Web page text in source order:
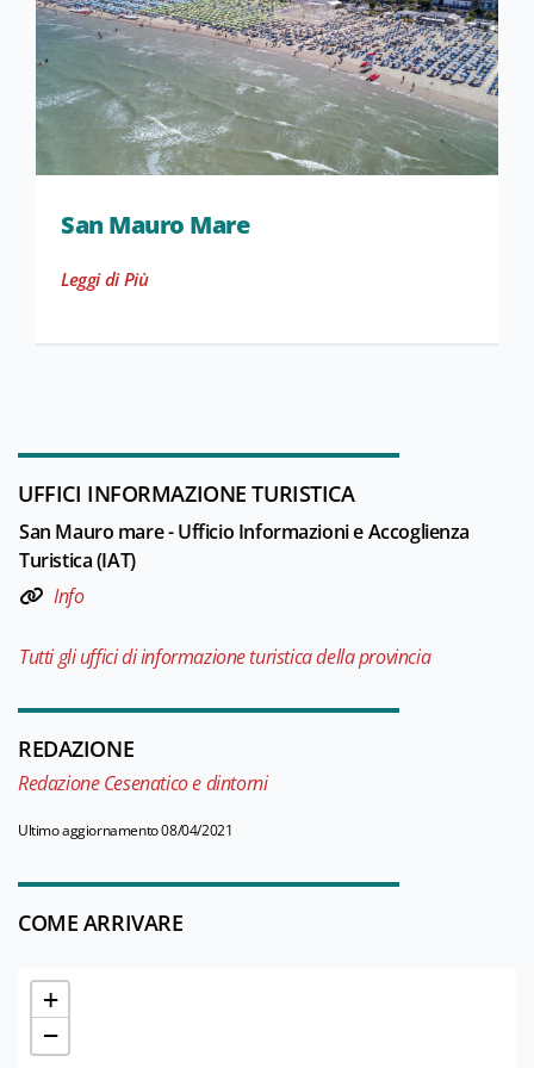
San Mauro Mare
Leggi di Più
UFFICI INFORMAZIONE TURISTICA
San Mauro mare - Ufficio Informazioni e Accoglienza
Turistica (IAT)
Info
Tutti gli uffici di informazione turistica della provincia
REDAZIONE
Redazione Cesenatico e dintorni
Ultimo aggiornamento 08/04/2021
COME ARRIVARE
+
−